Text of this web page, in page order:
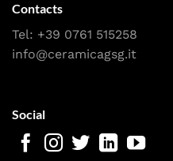
Contacts
Tel: +39 0761 515258
info@ceramicagsg.it
Social